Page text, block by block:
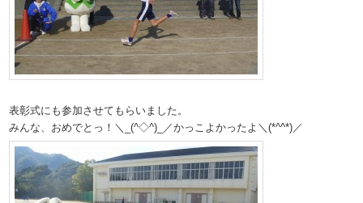
表彰式にも参加させてもらいました。
みんな、おめでとっ！＼_(^◇^)_／かっこよかったよ＼(*^^*)／